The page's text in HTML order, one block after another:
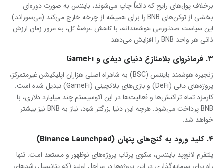
برخلاف پول‌های رایج که دائماً چاپ می‌شوند، بایننس به صورت دوره‌ای
بخشی از توکن‌های BNB را برای همیشه از چرخه خارج می‌کند (می‌سوزاند).
این سیاست ضدتورمی هوشمندانه، با کاهش عرضهٔ کل، به مرور زمان ارزش
ذاتی هر واحد BNB را افزایش می‌دهد.
۳. فرمانروای بلامنازع دنیای دیفای و GameFi
زنجیره هوشمند بایننس (BSC) به شاهراه اصلی هزاران اپلیکیشن غیرمتمرکز،
پروژه‌های مالی (DeFi) و بازی‌های بلاکچینی (GameFi) تبدیل شده است.
کارمزد تمام تراکنش‌ها و فعالیت‌ها در این اکوسیستم چند میلیارد دلاری، با
BNB پرداخت می‌شود. هرچه این دنیا بزرگتر شود، نیاز به BNB نیز بیشتر
خواهد شد.
۴. کلید ورود به گنج‌های پنهان (Binance Launchpad)
پلتفرم لانچ‌پد بایننس، سکوی پرتاب پروژه‌های نوظهور و مستعد است. تنها